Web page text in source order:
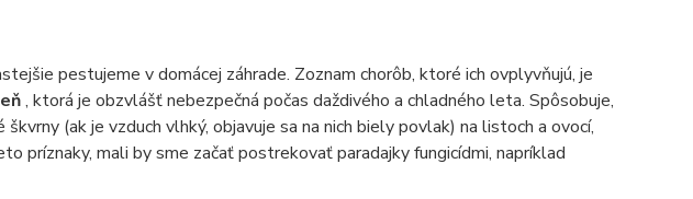
pestujeme v domácej záhrade. Zoznam chorôb, ktoré ich ovplyvňujú, je
, ktorá je obzvlášť nebezpečná počas daždivého a chladného leta. Spôsobuje,
(ak je vzduch vlhký, objavuje sa na nich biely povlak) na listoch a ovocí,
príznaky, mali by sme začať postrekovať paradajky fungicídmi, napríklad